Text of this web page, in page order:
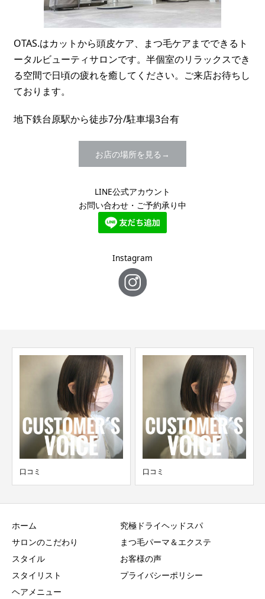
OTAS.はカットから頭皮ケア、まつ毛ケアまでできるト
ータルビューティサロンです。半個室のリラックスでき
る空間で日頃の疲れを癒してください。ご来店お待ちし
ております。
地下鉄台原駅から徒歩7分/駐車場3台有
お店の場所を見る
LINE公式アカウント
お問い合わせ・ご予約承り中
Instagram
口コミ 口コミ
ホーム
サロンのこだわり
スタイル
スタイリスト
ヘアメニュー
究極ドライヘッドスパ
まつ毛パーマ＆エクステ
お客様の声
プライバシーポリシー